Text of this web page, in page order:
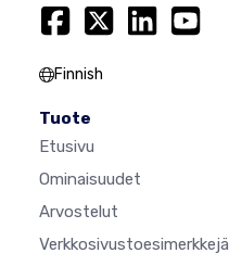
Finnish
Tuote
Etusivu
Ominaisuudet
Arvostelut
Verkkosivustoesimerkkejä